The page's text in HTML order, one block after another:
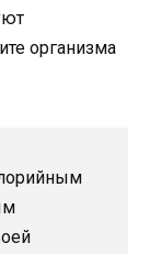
организма